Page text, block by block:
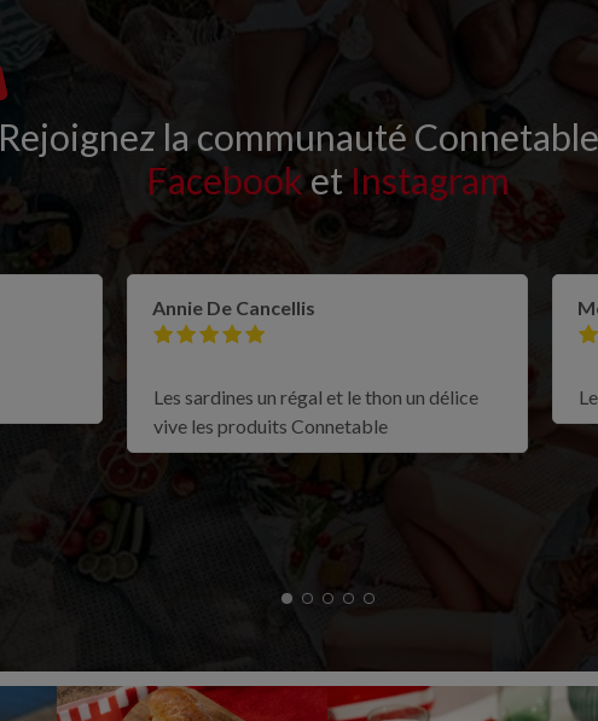
Rejoignez la communauté
Facebook et Instagram
Annie De Cancellis
Les sardines un régal et le thon un délice
vive les produits Connetable